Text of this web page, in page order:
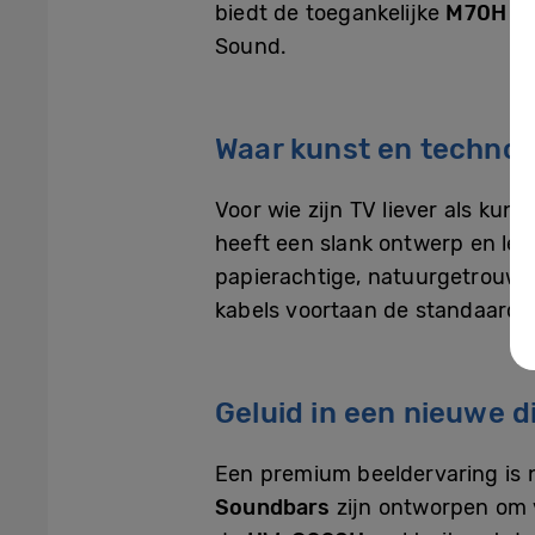
biedt de toegankelijke M70H
Sound.
Waar kunst en
Voor wie zijn TV liever als
heeft een slank ontwerp en
papierachtige,
kabels voortaan de standaard.
Geluid in een nieuwe
Een premium beeldervaring is
Soundbars zijn ontworpen om